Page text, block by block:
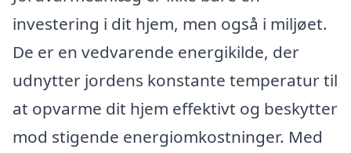
investering i dit hjem, men også i miljøet.
De er en vedvarende energikilde, der
udnytter jordens konstante temperatur til
at opvarme dit hjem effektivt og beskytter
mod stigende energiomkostninger. Med